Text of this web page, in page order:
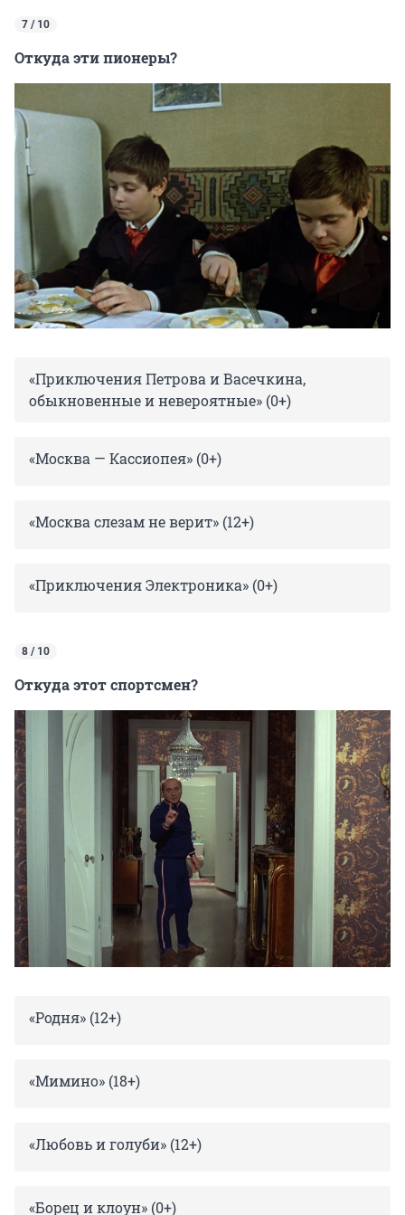
7 / 10
Откуда эти пионеры?
«Приключения Петрова и Васечкина,
обыкновенные и невероятные» (0+)
«Москва — Кассиопея» (0+)
«Москва слезам не верит» (12+)
«Приключения Электроника» (0+)
8 / 10
Откуда этот спортсмен?
«Родня» (12+)
«Мимино» (18+)
«Любовь и голуби» (12+)
«Борец и клоун» (0+)